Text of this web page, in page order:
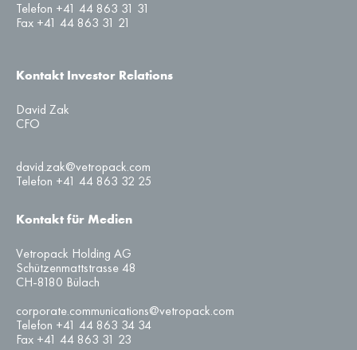
Telefon +41 44 863 31 31
Fax +41 44 863 31 21
Kontakt Investor Relations
David Zak
CFO
david.zak@vetropack.com
Telefon +41 44 863 32 25
Kontakt für Medien
Vetropack Holding AG
Schützenmattstrasse 48
CH-8180 Bülach
corporate.communications@vetropack.com
Telefon +41 44 863 34 34
Fax +41 44 863 31 23